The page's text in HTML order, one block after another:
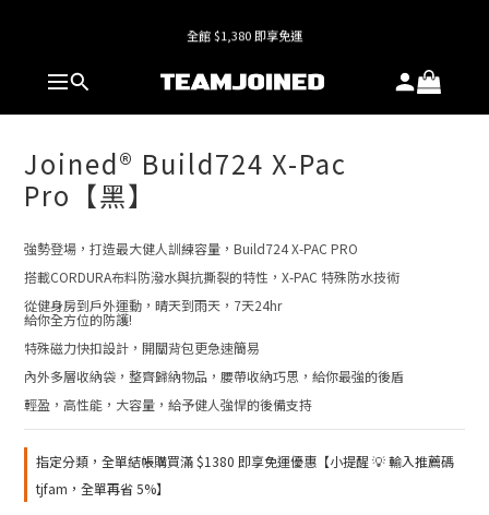
全館 $1,380 即享免運
Joined® Build724 X-Pac
Pro【黑】
強勢登場，打造最大健人訓練容量，Build724 X-PAC PRO
搭載CORDURA布料防潑水與抗撕裂的特性，X-PAC 特殊防水技術
從健身房到戶外運動，晴天到雨天，7天24hr
給你全方位的防護!
特殊磁力快扣設計，開關背包更急速簡易
內外多層收納袋，整齊歸納物品，腰帶收納巧思，給你最強的後盾
輕盈，高性能，大容量，給予健人強悍的後備支持
指定分類，全單結帳購買滿 $1380 即享免運優惠【小提醒 💡 輸入推薦碼
tjfam，全單再省 5%】